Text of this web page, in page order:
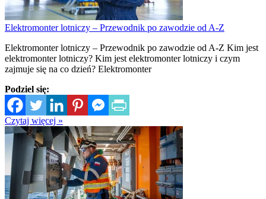
Elektromonter lotniczy – Przewodnik po zawodzie od A-Z
Elektromonter lotniczy – Przewodnik po zawodzie od A-Z Kim jest
elektromonter lotniczy? Kim jest elektromonter lotniczy i czym
zajmuje się na co dzień? Elektromonter
Podziel się:
Czytaj więcej »